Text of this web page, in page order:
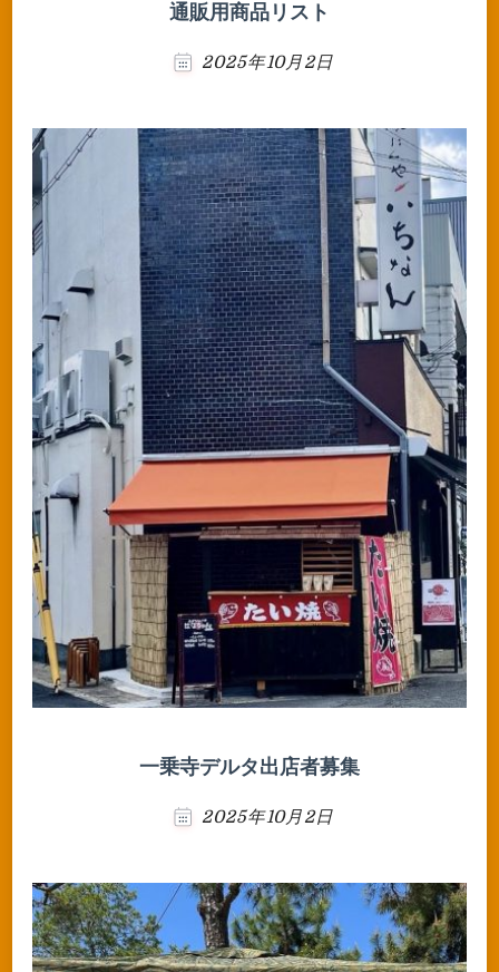
通販用商品リスト
2025年10月2日
一乗寺デルタ出店者募集
2025年10月2日